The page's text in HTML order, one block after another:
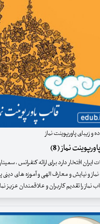
و زیبای پاورپوینت نماز
نماز (8)
ایران افتخار دارد برای ارائه کنفرانس ،
و نیایش و معارف الهی و آموزه های دینی
نماز را تقدیم کاربران و علاقمندان عزیز